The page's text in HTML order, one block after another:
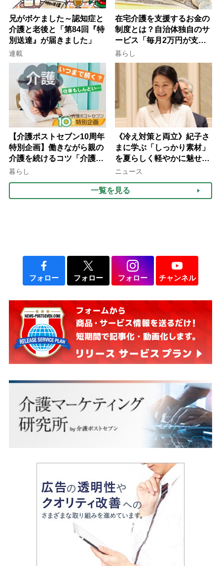
兄がボケました～認知症と
介護と老後と「第84回『特
別送達』が届きました」
連載
在宅介護を支援するお金の
制度とは？自治体独自のサ
ービス「毎月2万円が支給
される」ケースも【FP解
説】
暮らし
【介護ポストセブン10周年
特別企画】働きながら親の
介護を続けるコツ「介護は
10年以上続くことも…3つ
みよう」【社会福祉士解
説】
暮らし
《冷え対策と両立》紀子さ
まに学ぶ「しっかり素材」
を夏らしく軽やかに魅せる
3つの着こなし法則
ニュース
一覧を見る
フォロー フォロー フォロー チャンネル